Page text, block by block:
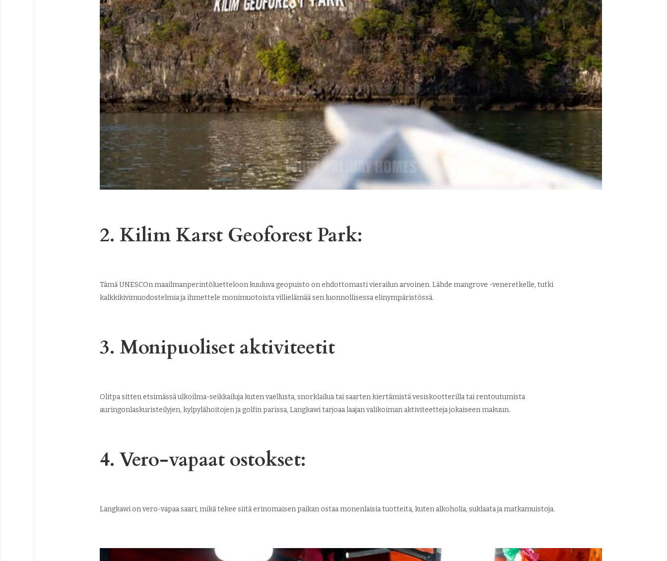
2. Kilim Karst Geoforest Park:
Tämä UNESCOn maailmanperintöluetteloon kuuluva geopuisto on ehdottomasti vierailun arvoinen. Lähde mangrove -veneretkelle, tutki
kalkkikivimuodostelmia ja ihmettele monimuotoista villielämää sen luonnollisessa elinympäristössä.
3. Monipuoliset aktiviteetit
Olitpa sitten etsimässä ulkoilma-seikkailuja kuten vaellusta, snorklailua tai saarten kiertämistä vesiskootterilla tai rentoutumista
auringonlaskuristeilyjen, kylpylähoitojen ja golfin parissa, Langkawi tarjoaa laajan valikoiman aktiviteetteja jokaiseen makuun.
4. Vero-vapaat ostokset:
Langkawi on vero-vapaa saari, mikä tekee siitä erinomaisen paikan ostaa monenlaisia tuotteita, kuten alkoholia, suklaata ja matkamuistoja.